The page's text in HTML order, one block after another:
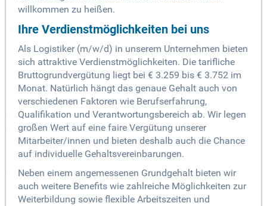
willkommen zu heißen.
Ihre Verdienstmöglichkeiten bei uns
Als Logistiker (m/w/d) in unserem Unternehmen bieten
sich attraktive Verdienstmöglichkeiten. Die tarifliche
Bruttogrundvergütung liegt bei € 3.259 bis € 3.752 im
Monat. Natürlich hängt das genaue Gehalt auch von
verschiedenen Faktoren wie Berufserfahrung,
Qualifikation und Verantwortungsbereich ab. Wir legen
großen Wert auf eine faire Vergütung unserer
Mitarbeiter/innen und bieten deshalb auch die Chance
auf individuelle Gehaltsvereinbarungen.
Neben einem angemessenen Grundgehalt bieten wir
auch weitere Benefits wie zahlreiche Möglichkeiten zur
Weiterbildung sowie flexible Arbeitszeiten und